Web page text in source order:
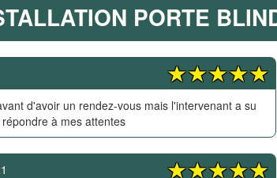
PORTE
d'avoir un rendez-vous mais l'intervenant a su
répondre à mes attentes